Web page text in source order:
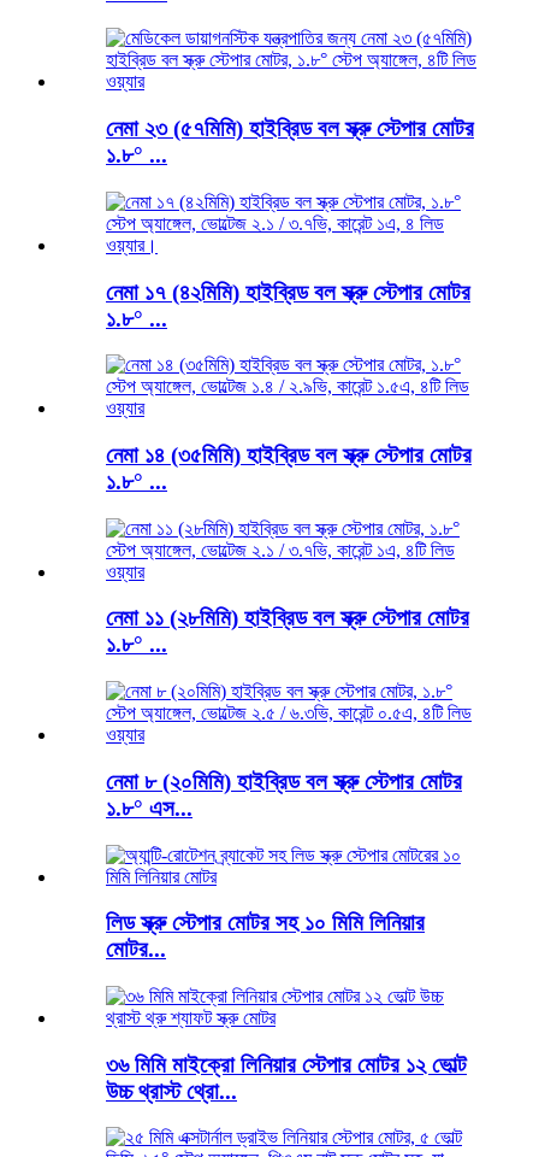
নেমা ২৩ (৫৭মিমি) হাইব্রিড বল স্ক্রু স্টেপার মোটর
১.৮° ...
নেমা ১৭ (৪২মিমি) হাইব্রিড বল স্ক্রু স্টেপার মোটর
১.৮° ...
নেমা ১৪ (৩৫মিমি) হাইব্রিড বল স্ক্রু স্টেপার মোটর
১.৮° ...
নেমা ১১ (২৮মিমি) হাইব্রিড বল স্ক্রু স্টেপার মোটর
১.৮° ...
নেমা ৮ (২০মিমি) হাইব্রিড বল স্ক্রু স্টেপার মোটর
১.৮° এস...
লিড স্ক্রু স্টেপার মোটর সহ ১০ মিমি লিনিয়ার
মোটর...
৩৬ মিমি মাইক্রো লিনিয়ার স্টেপার মোটর ১২ ভোল্ট
উচ্চ থ্রাস্ট থ্রো...